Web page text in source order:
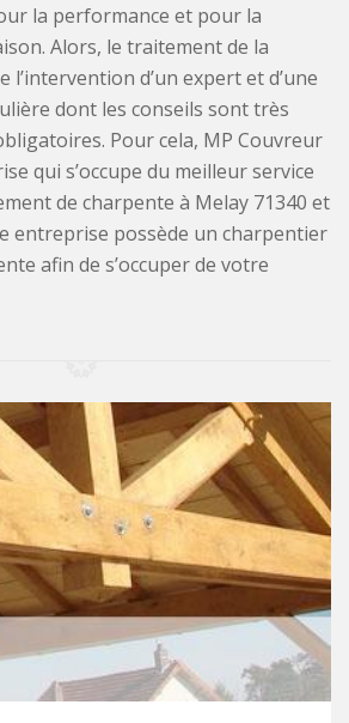
la performance et pour la
Alors, le traitement de la
l’intervention d’un expert et d’une
dont les conseils sont très
Pour cela, MP Couvreur
qui s’occupe du meilleur service
de charpente à Melay 71340 et
entreprise possède un charpentier
afin de s’occuper de votre